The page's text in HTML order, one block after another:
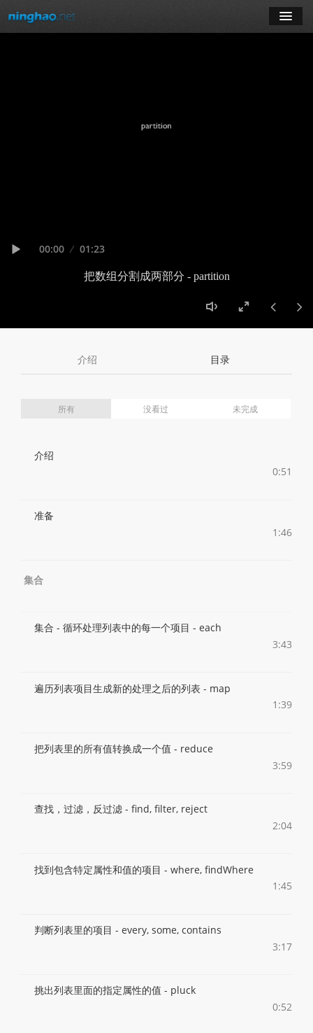
Current
00:00 Duration
01:23
把数组分割成两部分 - partition
Volume
介绍 目录
所有 没看过 未完成
介绍
0:51
准备
1:46
集合
集合 - 循环处理列表中的每一个项目 - each
3:43
遍历列表项目生成新的处理之后的列表 - map
1:39
把列表里的所有值转换成一个值 - reduce
3:59
查找，过滤，反过滤 - find, filter, reject
2:04
找到包含特定属性和值的项目 - where, findWhere
1:45
判断列表里的项目 - every, some, contains
3:17
挑出列表里面的指定属性的值 - pluck
0:52